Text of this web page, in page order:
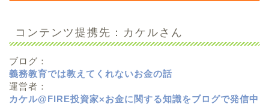
コンテンツ提携先：カケルさん
ブログ：
義務教育では教えてくれないお金の話
運営者：
カケル@FIRE投資家×お金に関する知識をブログで発信中